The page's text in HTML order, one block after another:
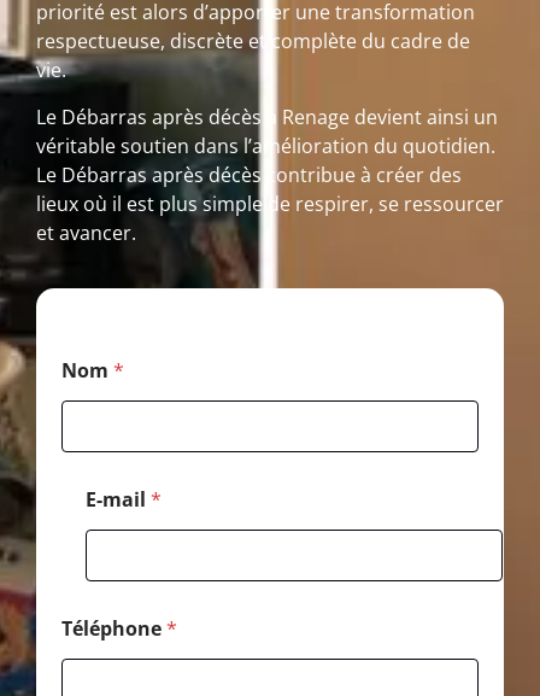
priorité est alors d’apporter une transformation
respectueuse, discrète et complète du cadre de
vie.
Le Débarras après décès à Renage devient ainsi un
véritable soutien dans l’amélioration du quotidien.
Le Débarras après décès contribue à créer des
lieux où il est plus simple de respirer, se ressourcer
et avancer.
Nom *
e
*
E-mail *
Téléphone*